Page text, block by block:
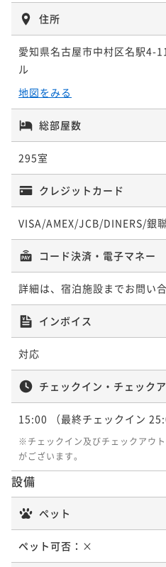
―洗練された寛ぎと癒し―名
しむReluxプラン～朝食付～
朝食付き
住所
愛知県名古屋市中村区名駅4-
ル
地図をみる
総部屋数
295室
クレジットカード
VISA/AMEX/JCB/DINERS/銀
コード決済・電子マネー
詳細は、宿泊施設までお問い
インボイス
対応
チェックイン・チェック
15:00 （最終チェックイン
※チェックイン及びチェックアウ
がございます。
設備
ペット
ペット可否： ×